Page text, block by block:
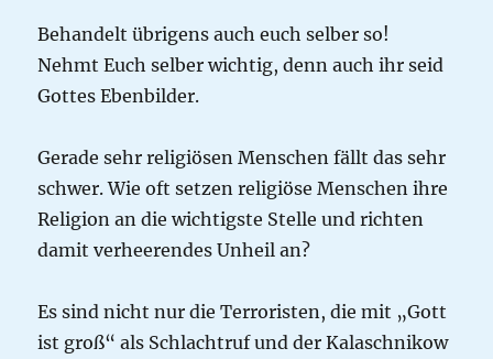
Behandelt übrigens auch euch selber so!
Nehmt Euch selber wichtig, denn auch ihr seid
Gottes Ebenbilder.
Gerade sehr religiösen Menschen fällt das sehr
schwer. Wie oft setzen religiöse Menschen ihre
Religion an die wichtigste Stelle und richten
damit verheerendes Unheil an?
Es sind nicht nur die Terroristen, die mit „Gott
ist groß“ als Schlachtruf und der Kalaschnikow